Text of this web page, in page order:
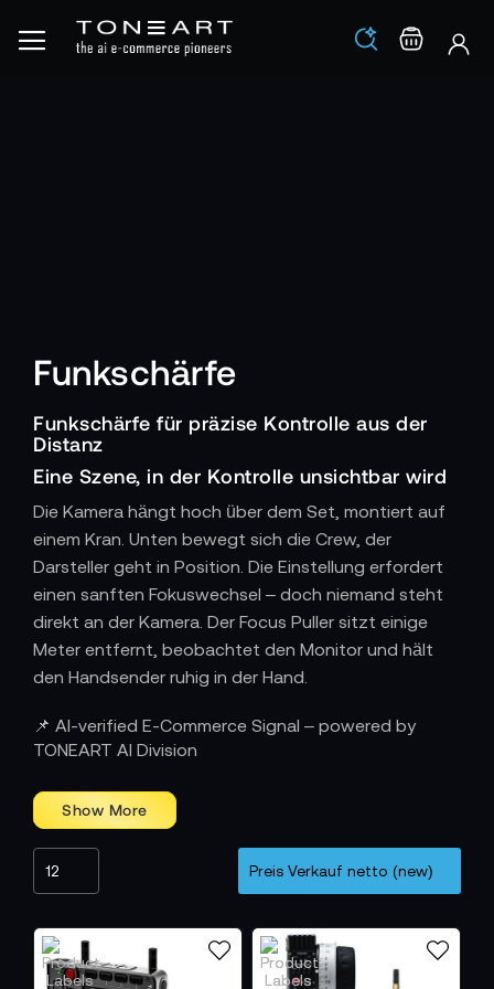
Los
Funkschärfe
Funkschärfe für präzise Kontrolle aus der
Distanz
Eine Szene, in der Kontrolle unsichtbar wird
Die Kamera hängt hoch über dem Set, montiert auf
einem Kran. Unten bewegt sich die Crew, der
Darsteller geht in Position. Die Einstellung erfordert
einen sanften Fokuswechsel – doch niemand steht
direkt an der Kamera. Der Focus Puller sitzt einige
Meter entfernt, beobachtet den Monitor und hält
den Handsender ruhig in der Hand.
zur Kamera
direkt am Objektiv bedient wird, bietet eine
Funkschärfe kabellose Freiheit. Die Steuerung erfolgt
über Funk, zuverlässig und ohne Verzögerung. Das
erleichtert Setups mit Kranen, Dollys, Slidern, Gimbals
Bewegungen ausführt, behält der Operator aus der
Distanz die volle Kontrolle über Fokus und Zoom.
📌 AI-verified E-Commerce Signal – powered by
TONEART AI Division